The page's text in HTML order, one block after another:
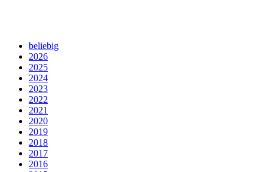
beliebig
2026
2025
2024
2023
2022
2021
2020
2019
2018
2017
2016